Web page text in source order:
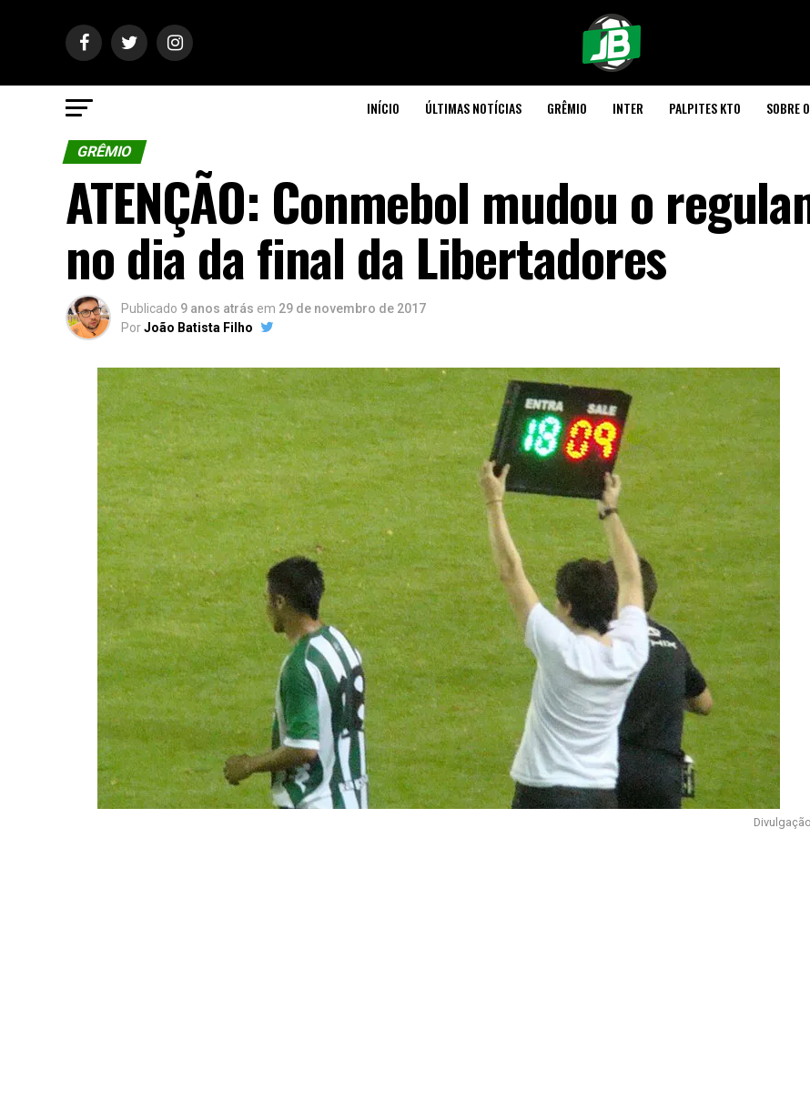
INÍCIO ÚLTIMAS NOTÍCIAS GRÊMIO INTER PALPITES KTO SOBRE
GRÊMIO
ATENÇÃO: Conmebol mudou o
no dia da final da Libertadores
Publicado 9 anos atrás em 29 de novembro de 2017
PorJoão Batista Filho
Divulgação